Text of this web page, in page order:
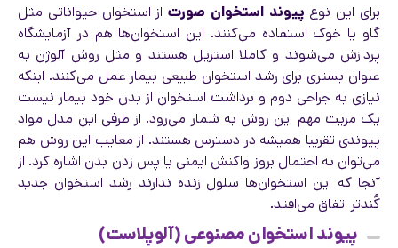
برای این نوع پیوند استخوان صورتاز استخوان حیواناتی مثل
گاو یا خوک استفاده می‌کنند. این استخوان‌ها هم در آزمایشگاه
پردازش می‌شوند و کاملا استریل هستند و مثل روش آلوژن به
عنوان بستری برای رشد استخوان طبیعی بیمار عمل می‌کنند. اینکه
نیازی به جراحی دوم و برداشت استخوان از بدن خود بیمار نیست
یک مزیت مهم این روش به شمار می‌رود. از طرفی این مدل مواد
پیوندی تقریبا همیشه در دسترس هستند. از معایب این روش هم
می‌توان به احتمال بروز واکنش ایمنی یا پس زدن بدن اشاره کرد. از
آنجا که این استخوان‌ها سلول زنده ندارند رشد استخوان جدید
کُندتر اتفاق می‌افتد.
پیوند استخوان مصنوعی (آلوپلاست)